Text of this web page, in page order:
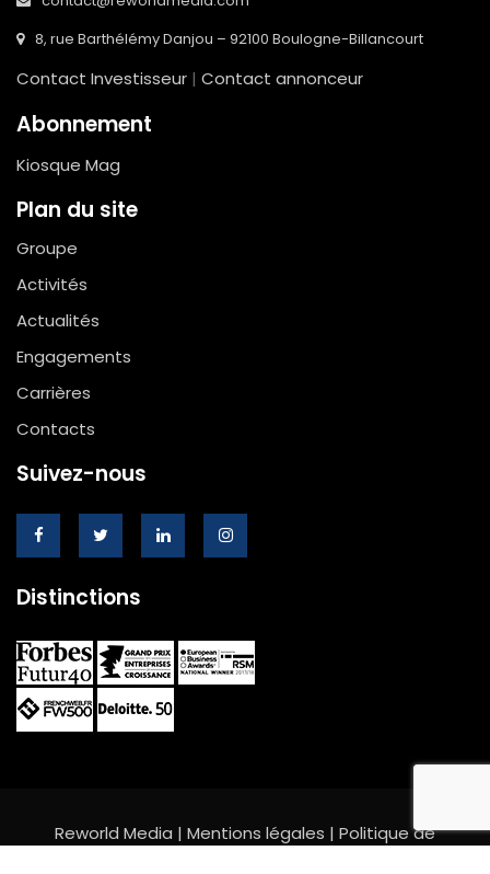
8, rue Barthélémy Danjou – 92100 Boulogne-Billancourt
Contact Investisseur | Contact annonceur
Abonnement
Kiosque Mag
Plan du site
Groupe
Activités
Actualités
Engagements
Carrières
Contacts
Suivez-nous
Distinctions
Reworld Media | Mentions légales | Politique de